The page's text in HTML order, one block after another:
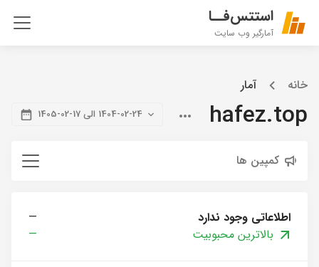
استتس‌فــا
آمارگیر وب سایت
خانه آمار
hafez.top 1404-02-24 الی 17-02-1405
کمپین ها
اطلاعاتی وجود ندارد
—
بالاترین محبوبیت
—